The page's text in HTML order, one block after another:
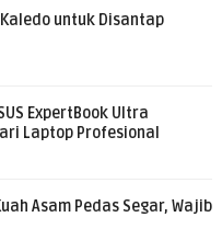
untuk Disantap
ExpertBook Ultra
Laptop Profesional
Asam Pedas Segar, Wajib